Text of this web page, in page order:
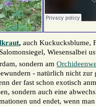
, auch Kuckucksblume,
Wiesensalbei
sondern am
- natürlich nicht
der fast schon exotisch
sondern auch eine
und endet, wenn